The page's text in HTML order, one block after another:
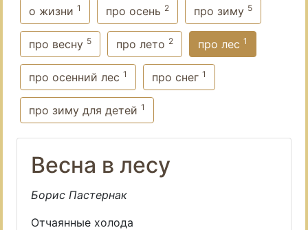
о жизни 1 про осень 2 про зиму 5
про весну 5 про лето 2 про лес 1
про осенний лес 1 про снег 1
про зиму для детей 1
Весна в лесу
Борис Пастернак
Отчаянные холода